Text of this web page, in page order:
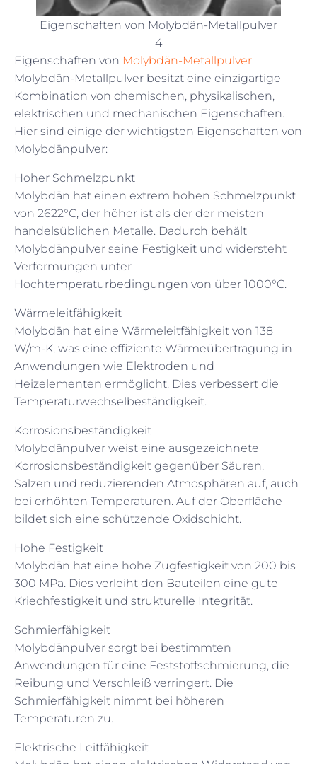
Eigenschaften von Molybdän-Metallpulver
4
Eigenschaften von Molybdän-Metallpulver
Molybdän-Metallpulver besitzt eine einzigartige
Kombination von chemischen, physikalischen,
elektrischen und mechanischen Eigenschaften.
Hier sind einige der wichtigsten Eigenschaften von
Molybdänpulver:
Hoher Schmelzpunkt
Molybdän hat einen extrem hohen Schmelzpunkt
von 2622°C, der höher ist als der der meisten
handelsüblichen Metalle. Dadurch behält
Molybdänpulver seine Festigkeit und widersteht
Verformungen unter
Hochtemperaturbedingungen von über 1000°C.
Wärmeleitfähigkeit
Molybdän hat eine Wärmeleitfähigkeit von 138
W/m-K, was eine effiziente Wärmeübertragung in
Anwendungen wie Elektroden und
Heizelementen ermöglicht. Dies verbessert die
Temperaturwechselbeständigkeit.
Korrosionsbeständigkeit
Molybdänpulver weist eine ausgezeichnete
Korrosionsbeständigkeit gegenüber Säuren,
Salzen und reduzierenden Atmosphären auf, auch
bei erhöhten Temperaturen. Auf der Oberfläche
bildet sich eine schützende Oxidschicht.
Hohe Festigkeit
Molybdän hat eine hohe Zugfestigkeit von 200 bis
300 MPa. Dies verleiht den Bauteilen eine gute
Kriechfestigkeit und strukturelle Integrität.
Schmierfähigkeit
Molybdänpulver sorgt bei bestimmten
Anwendungen für eine Feststoffschmierung, die
Reibung und Verschleiß verringert. Die
Schmierfähigkeit nimmt bei höheren
Temperaturen zu.
Elektrische Leitfähigkeit